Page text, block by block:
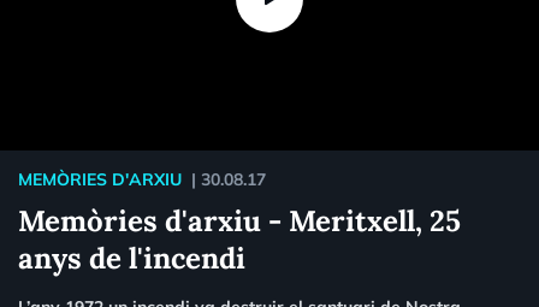
MEMÒRIES D'ARXIU | 30.08.17
Memòries d'arxiu - Meritxell, 25
anys de l'incendi